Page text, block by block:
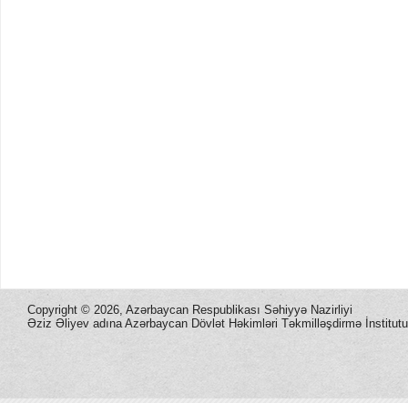
Copyright © 2026, Azərbaycan Respublikası Səhiyyə Nazirliyi
Əziz Əliyev adına Azərbaycan Dövlət Həkimləri Təkmilləşdirmə İnstitutu